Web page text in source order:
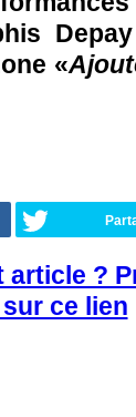
«
article ?
ce lien